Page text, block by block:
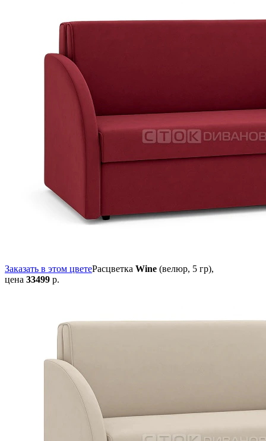
Заказать в этом цветеРасцветка Wine (велюр, 5 гр),
цена 33499 р.